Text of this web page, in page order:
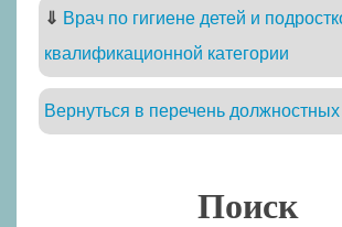
⇓ Врач по гигиене детей и
квалификационной категории
Вернуться в перечень должностных
Поиск